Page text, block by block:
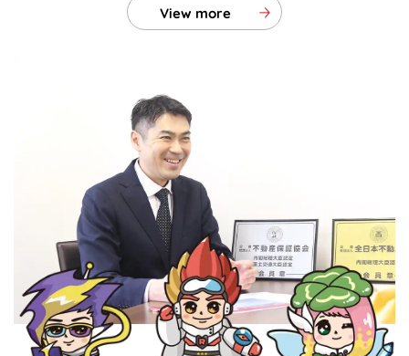
View more